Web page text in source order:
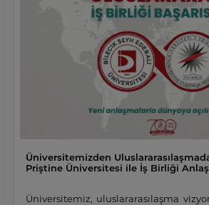
Üniversitemizden
Priştine Üniversitesi ile İş Birliği
Üniversitemiz, uluslararasılaşma